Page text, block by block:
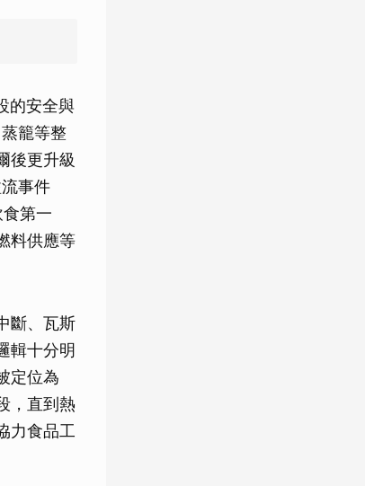
的安全與
籠等整
後更升級
事件
第一
料供應等
斷、瓦斯
輯十分明
定位為
，直到熱
力食品工